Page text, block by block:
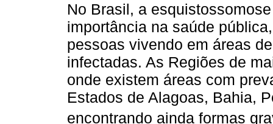
No Brasil, a
importância na saúde
pessoas vivendo em áreas
infectadas. As Regiões de
onde existem áreas com
Estados de Alagoas, Bahia,
encontrando ainda formas